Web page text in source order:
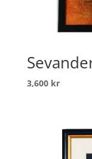
3,600 kr